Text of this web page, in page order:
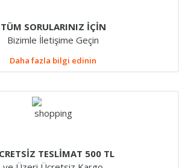
TÜM SORULARINIZ İÇİN
Bizimle İletişime Geçin
Daha fazla bilgi edinin
TESLİMAT 500 TL